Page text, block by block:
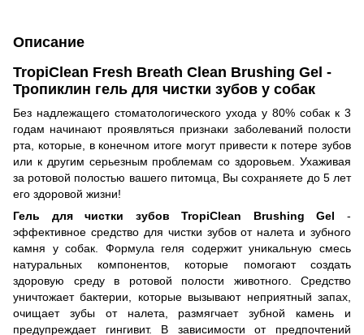
Описание
TropiClean Fresh Breath Clean Brushing Gel -
Тропиклин гель для чистки зубов у собак
Без надлежащего стоматологического ухода у 80% собак к 3
годам начинают проявляться признаки заболеваний полости
рта, которые, в конечном итоге могут привести к потере зубов
или к другим серьезным проблемам со здоровьем. Ухаживая
за ротовой полостью вашего питомца, Вы сохраняете до 5 лет
его здоровой жизни!
Гель для чистки зубов TropiClean Brushing Gel
-
эффективное средство для чистки зубов от налета и зубного
камня у собак. Формула геля содержит уникальную смесь
натуральных компонентов, которые помогают создать
здоровую среду в ротовой полости животного. Средство
уничтожает бактерии, которые вызывают неприятный запах,
очищает зубы от налета, размягчает зубной камень и
предупреждает гингивит. В зависимости от предпочтений